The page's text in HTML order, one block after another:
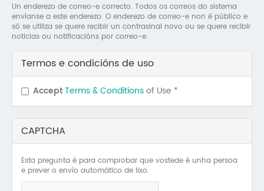
O
O
Un enderezo de correo-e correcto. Todos os correos do sistema
envíanse a este enderezo. O enderezo de correo-e non é público e
só se utiliza se quere recibir un contrasinal novo ou se quere recibir
noticias ou notificacións por correo-e.
Termos e condicións de uso
AcceptTerms & Conditionsof Use *
CAPTCHA
Esta pregunta é para comprobar que vostede é unha persoa
e prever o envío automático de lixo.